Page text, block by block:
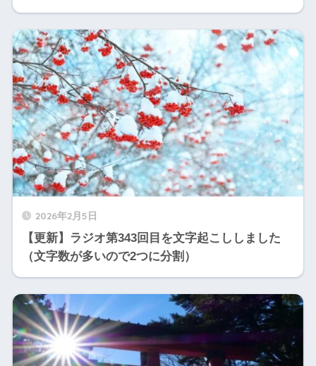
2026年2月5日
【更新】ラジオ第343回目を文字起こししました
（文字数が多いので2つに分割）